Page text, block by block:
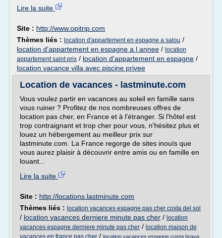
Lire la suite
Site : http://www.opitrip.com
Thèmes liés : location d'appartement en espagne a salou /
location d'appartement en espagne a l annee / location
appartement saint prix / location d'appartement en espagne /
location vacance villa avec piscine privee
Location de vacances - lastminute.com
Vous voulez partir en vacances au soleil en famille sans
vous ruiner ? Profitez de nos nombreuses offres de
location pas cher, en France et à l'étranger. Si l'hôtel est
trop contraignant et trop cher pour vous, n'hésitez plus et
louez un hébergement au meilleur prix sur
lastminute.com. La France regorge de sites inouïs que
vous aurez plaisir à découvrir entre amis ou en famille en
louant...
Lire la suite
Site : http://locations.lastminute.com
Thèmes liés : location vacances espagne pas cher costa del sol
/ location vacances derniere minute pas cher / location
vacances espagne derniere minute pas cher / location maison de
vacances en france pas cher / location vacances espagne costa brava